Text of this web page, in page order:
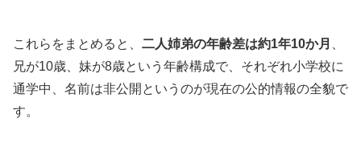
これらをまとめると、 二人姉弟の年齢差は約1年10か月
兄が10歳、妹が8歳という年齢構成で、それぞれ小学校に
通学中、名前は非公開というのが現在の公的情報の全貌で
す。